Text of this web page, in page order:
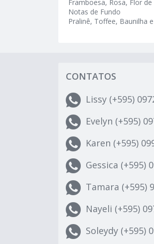
Framboesa, Rosa, Flor
Notas de Fundo
Pralinê, Toffee, Baunilha
CONTATOS
Lissy (+595)
Evelyn (+595)
Karen (+595)
Gessica (+595)
Tamara (+595)
Nayeli (+595)
Soleydy (+595)